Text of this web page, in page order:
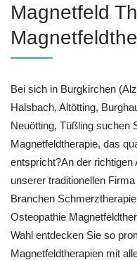
Magnetfeld
Bei sich in Burgkirchen
Halsbach, Altötting,
Neuötting, Tüßling suchen
Magnetfeldtherapie, das
entspricht?An der
unserer traditionellen
Branchen
Osteopathie
Wahl entdecken Sie so
Magnetfeldtherapien mit